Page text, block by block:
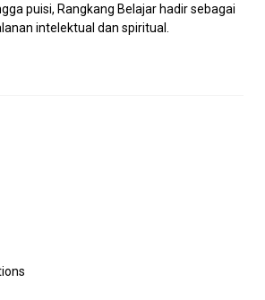
puisi, Rangkang Belajar hadir sebagai
intelektual dan spiritual.